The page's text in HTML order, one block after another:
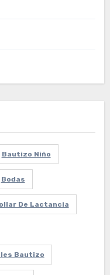
Bautizo Niño
Bodas
De Lactancia
Bautizo